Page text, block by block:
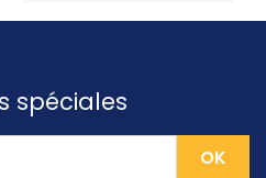
spéciales